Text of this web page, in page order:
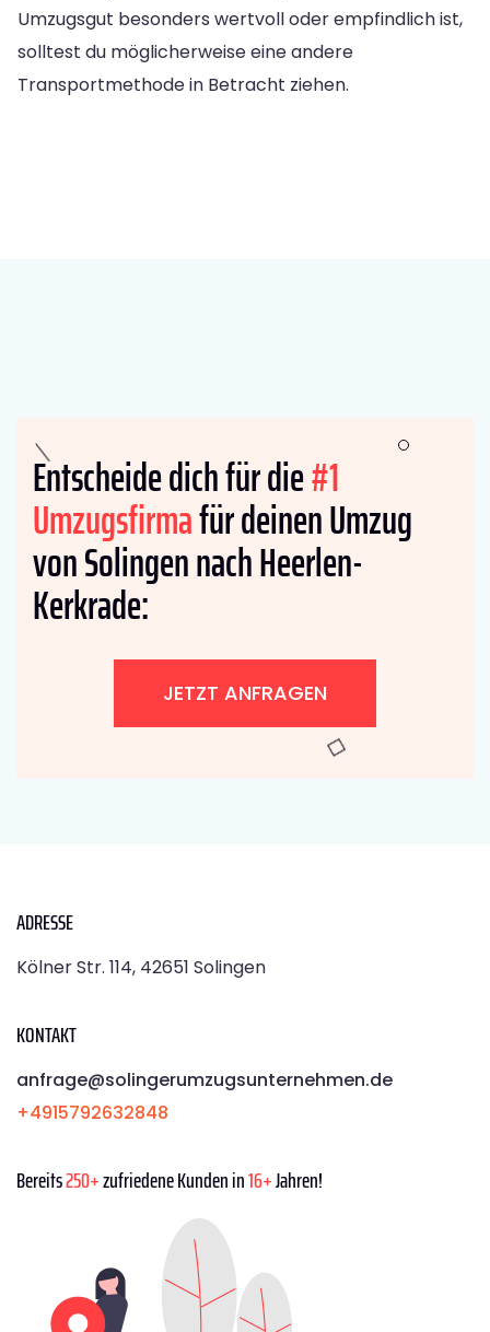
Umzugsgut besonders wertvoll oder empfindlich ist,
solltest du möglicherweise eine andere
Transportmethode in Betracht ziehen.
Entscheide dich für die#1
Umzugsfirmafür deinen Umzug
von Solingen nach Heerlen-
Kerkrade:
JETZT ANFRAGEN
ADRESSE
Kölner Str. 114, 42651 Solingen
KONTAKT
anfrage@solingerumzugsunternehmen.de
+4915792632848
Bereits250+zufriedene Kunden in16+Jahren!